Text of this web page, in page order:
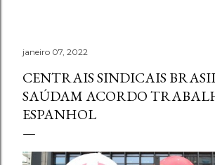
janeiro 07, 2022
CENTRAIS SINDICAIS
SAÚDAM ACORDO
ESPANHOL